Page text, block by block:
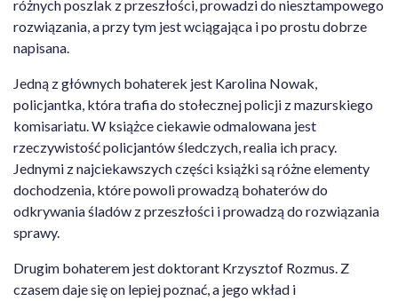
różnych poszlak z przeszłości, prowadzi do niesztampowego
rozwiązania, a przy tym jest wciągająca i po prostu dobrze
napisana.
Jedną z głównych bohaterek jest Karolina Nowak,
policjantka, która trafia do stołecznej policji z mazurskiego
komisariatu. W książce ciekawie odmalowana jest
rzeczywistość policjantów śledczych, realia ich pracy.
Jednymi z najciekawszych części książki są różne elementy
dochodzenia, które powoli prowadzą bohaterów do
odkrywania śladów z przeszłości i prowadzą do rozwiązania
sprawy.
Drugim bohaterem jest doktorant Krzysztof Rozmus. Z
czasem daje się on lepiej poznać, a jego wkład i